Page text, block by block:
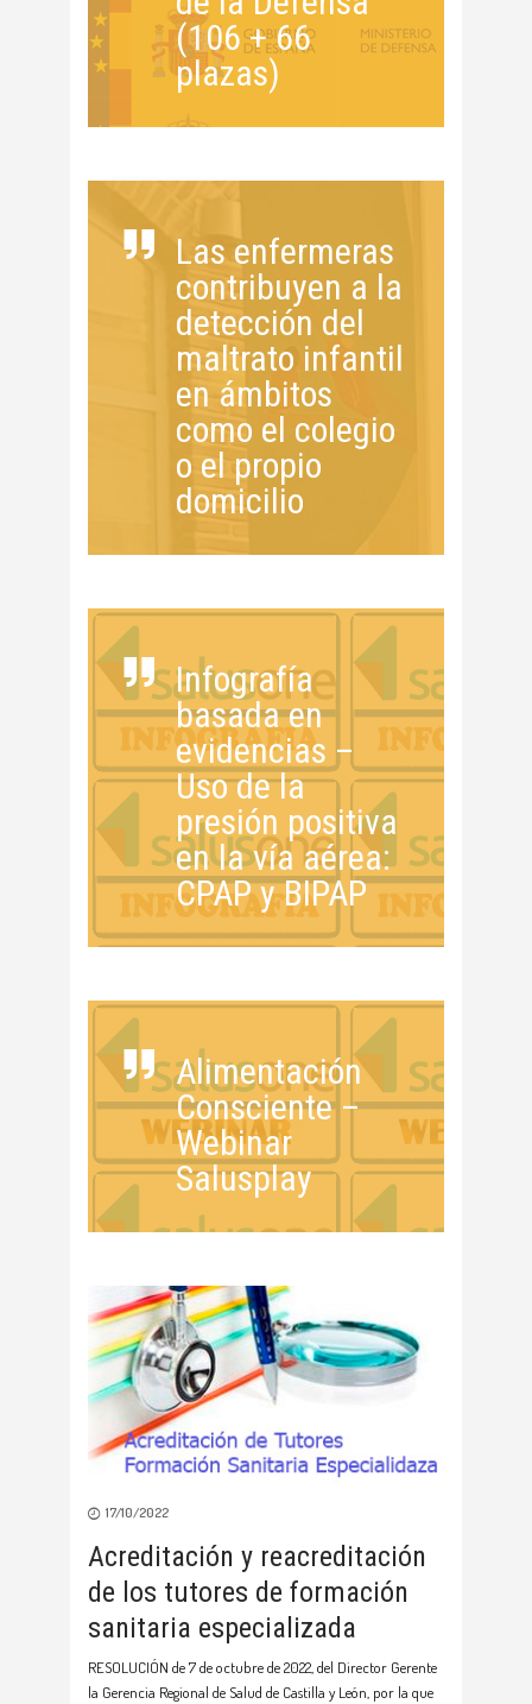
(106 + 66
plazas)
Las enfermeras
contribuyen a la
detección del
maltrato infantil
en ámbitos
como el colegio
o el propio
domicilio
Infografía
basada en
evidencias –
Uso de la
presión positiva
en la vía aérea:
CPAP y BIPAP
Alimentación
Consciente –
Webinar
Salusplay
17/10/2022
Acreditación y reacreditación
de los tutores de formación
sanitaria especializada
RESOLUCIÓN de 7 de octubre de 2022, del Director Gerente
la Gerencia Regional de Salud de Castilla y León, por la que